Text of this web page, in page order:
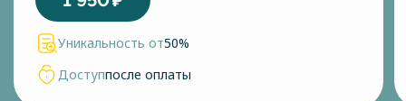
процент от кредитового сальдо на корсчете в другом
банке или банковском объединении. Доход зависит от
уровня процентной ставки, порядка начисления процента,
размера и длительности кредитового сальдо.
Все виды доходов коммерческого банка по форме можно
Уникальность от50%
Доступпосле оплаты